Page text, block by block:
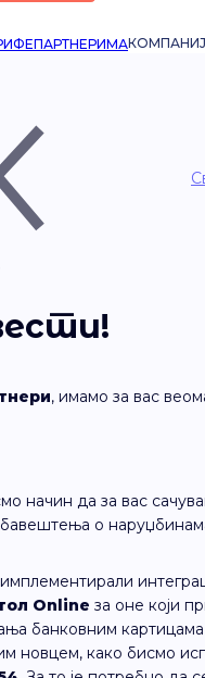
ПАРТНЕРИМА
, имамо за вас
начин да за вас
о
Online за оне који
банковним
новцем, како бисмо